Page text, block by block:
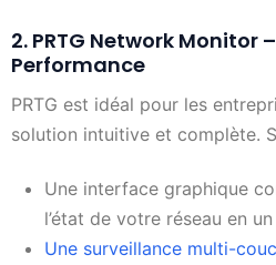
2. PRTG Network Monitor
Performance
PRTG est idéal pour les
solution intuitive et complète.
Une interface graphique
l’état de votre réseau en
Une surveillance multi-